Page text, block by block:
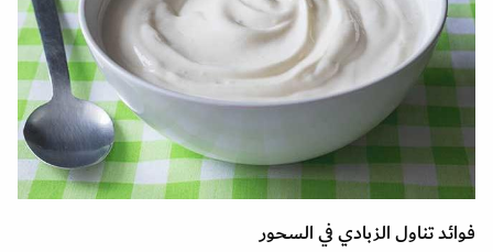
فوائد تناول الزبادي في السحور